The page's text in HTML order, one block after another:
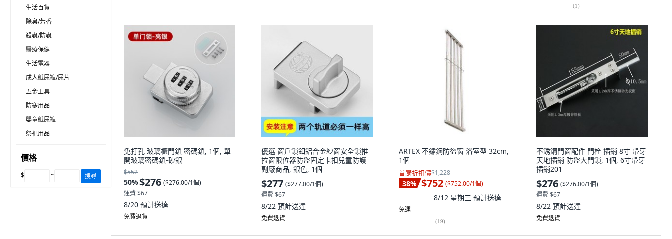
生活百貨
除臭/芳香
殺蟲/防蟲
醫療保健
生活電器
成人紙尿褲/尿片
五金工具
防寒用品
嬰童紙尿褲
祭祀用品
價格
$ ~ 搜尋
(1)
免打孔 玻璃櫃門鎖 密碼鎖, 1個, 單
開玻璃密碼鎖-砂銀
$552
50%$276 ($276.00/1個)
運費 $67
8/20 預計送達
免費退貨
優選 窗戶鎖釦鋁合金紗窗安全鎖推
拉窗限位器防盜固定卡扣兒童防護
副廠商品, 銀色, 1個
$277 ($277.00/1個)
運費 $67
8/22 預計送達
免費退貨
ARTEX 不鏽鋼防盜窗 浴室型 32cm,
1個
首購折扣價$1,228
38% $752 ($752.00/1個)
8/12 星期三 預計送達
免運
(19)
不銹鋼門窗配件 門栓 插銷 8寸 帶牙
天地插銷 防盜大門鎖, 1個, 6寸帶牙
插銷201
$276 ($276.00/1個)
運費 $67
8/22 預計送達
免費退貨